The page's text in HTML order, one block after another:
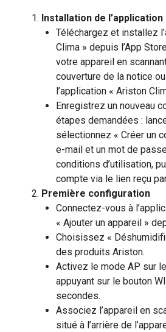
Installation de l’application
Téléchargez et installez
Clima » depuis l’App
votre appareil en
couverture de la notice
l’application « Ariston
Enregistrez un nouveau
étapes demandées :
sélectionnez « Créer un
e-mail et un mot de
conditions d’utilisation,
compte via le lien reçu
Première configuration
Connectez-vous à
« Ajouter un appareil »
Choisissez «
des produits Ariston.
Activez le mode AP sur
appuyant sur le bouton
secondes.
Associez l’appareil en
situé à l’arrière de